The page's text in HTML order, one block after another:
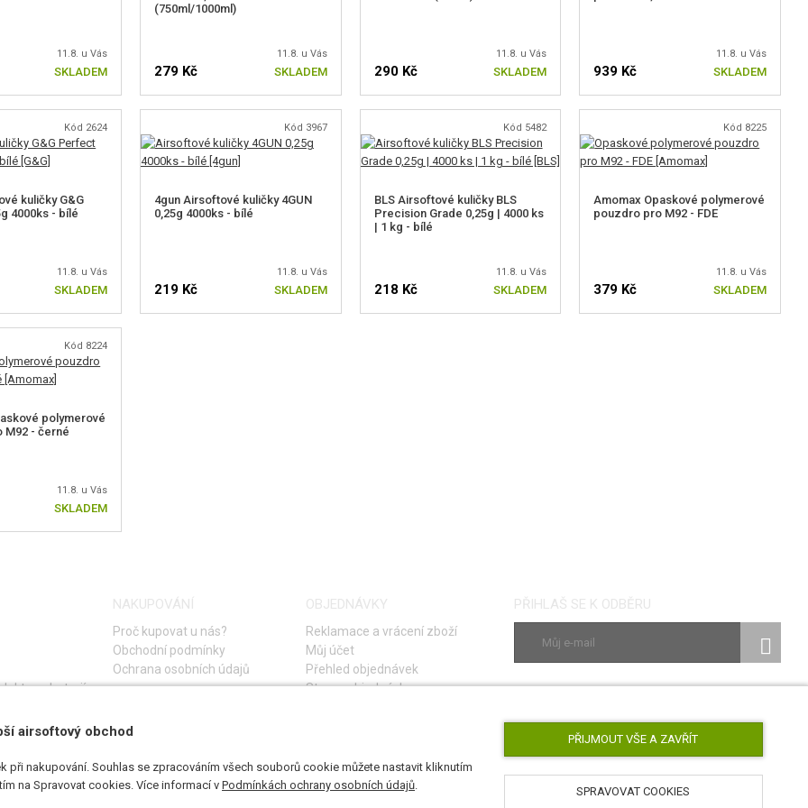
11.8. u Vás
SKLADEM
(750ml/1000ml)
11.8. u Vás
279 Kč SKLADEM
11.8. u Vás
290 Kč SKLADEM
11.8. u Vás
939 Kč SKLADEM
Kód 2624
kuličky G&G
4000ks - bílé
11.8. u Vás
SKLADEM
Kód 3967
4gun Airsoftové kuličky 4GUN
0,25g 4000ks - bílé
11.8. u Vás
219 Kč SKLADEM
Kód 5482
BLS Airsoftové kuličky BLS
Precision Grade 0,25g | 4000 ks
| 1 kg - bílé
11.8. u Vás
218 Kč SKLADEM
Kód 8225
Amomax Opaskové polymerové
pouzdro pro M92 - FDE
11.8. u Vás
379 Kč SKLADEM
Kód 8224
polymerové
- černé
11.8. u Vás
SKLADEM
a baterií
NAKUPOVÁNÍ
Proč kupovat u nás?
Obchodní podmínky
Ochrana osobních údajů
OBJEDNÁVKY
Reklamace a vrácení zboží
Můj účet
Přehled objednávek
Storno objednávky
PŘIHLAŠ SE K ODBĚRU
airsoftový obchod
nakupování. Souhlas se zpracováním všech souborů cookie můžete nastavit kliknutím
na Spravovat cookies. Více informací v Podmínkách ochrany osobních údajů.
PŘIJMOUT VŠE A ZAVŘÍT
SPRAVOVAT COOKIES